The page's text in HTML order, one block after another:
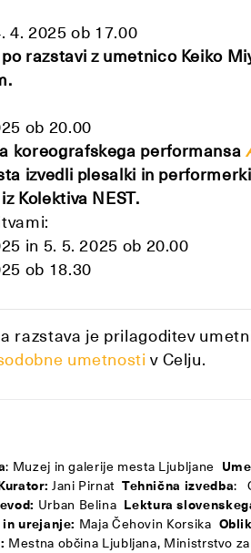
4. 2025 ob 17.00
razstavi z umetnico Keiko
ob 20.00
koreografskega performansa
izvedli plesalki in
Kolektiva NEST.
in 5. 5. 2025 ob 20.00
ob 18.30
razstava je prilagoditev
umetnosti v Celju.
: Muzej in galerije mesta Ljubljane
Jani Pirnat Tehnična izvedba:
Urban Belina Lektura
urejanje: Maja Čehovin Korsika
Mestna občina Ljubljana, Ministrstvo